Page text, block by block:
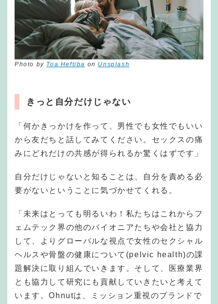
Photo by Toa Heftiba on Unsplash
きっと自分だけじゃない
「何かきっかけを作って、男性でも女性でもいい
から友だちと話してみてください。セックスの痛
みにどれだけの共感が得られるか驚くはずです」
自分だけじゃないと知ることは、自分を責める必
要がないということに気づかせてくれる。
「未来はとっても明るいわ！私たちはこれからフ
ェムテック界の他のパイオニアたちや会社と協力
して、よりグローバルな視点で女性のセクシャル
ヘルスや骨盤の健康について(pelvic health)の課
題解決に取り組んでいきます。そして、医療業界
とも協力して研究にも貢献していきたいと考えて
います。Ohnutは、ミッション重視のブランドで